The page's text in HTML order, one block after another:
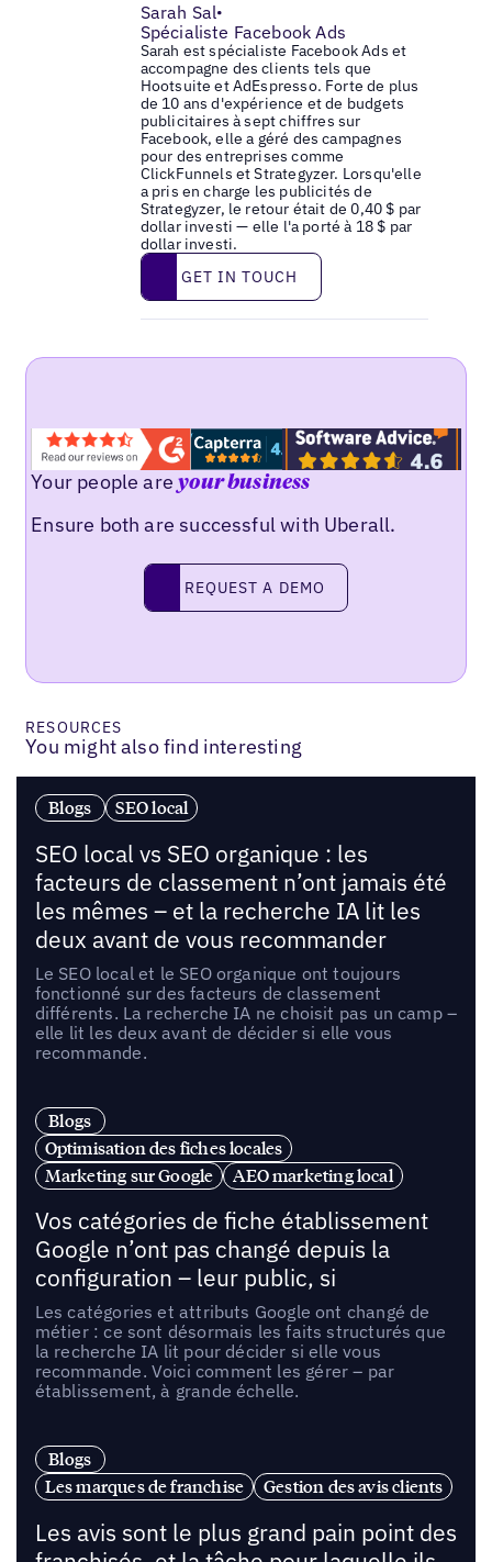
Sarah Sal•
Spécialiste Facebook Ads
Sarah est spécialiste Facebook Ads et
accompagne des clients tels que
Hootsuite et AdEspresso. Forte de plus
de 10 ans d'expérience et de budgets
publicitaires à sept chiffres sur
Facebook, elle a géré des campagnes
pour des entreprises comme
ClickFunnels et Strategyzer. Lorsqu'elle
a pris en charge les publicités de
Strategyzer, le retour était de 0,40 $ par
dollar investi — elle l'a porté à 18 $ par
dollar investi.
Get in touch
GET IN TOUCH
Your people areyour business
Ensure both are successful with Uberall.
Request a demo
REQUEST A DEMO
RESOURCES
You might also find interesting
Blogs SEO local
SEO local vs SEO organique : les
facteurs de classement n’ont jamais été
les mêmes – et la recherche IA lit les
deux avant de vous recommander
Le SEO local et le SEO organique ont toujours
fonctionné sur des facteurs de classement
différents. La recherche IA ne choisit pas un camp –
elle lit les deux avant de décider si elle vous
recommande.
Blogs
Optimisation des fiches locales
Marketing sur Google
AEO marketing local
Vos catégories de fiche établissement
Google n’ont pas changé depuis la
configuration – leur public, si
Les catégories et attributs Google ont changé de
métier : ce sont désormais les faits structurés que
la recherche IA lit pour décider si elle vous
recommande. Voici comment les gérer – par
établissement, à grande échelle.
Blogs
Les marques de franchise
Gestion des avis clients
Les avis sont le plus grand pain point des